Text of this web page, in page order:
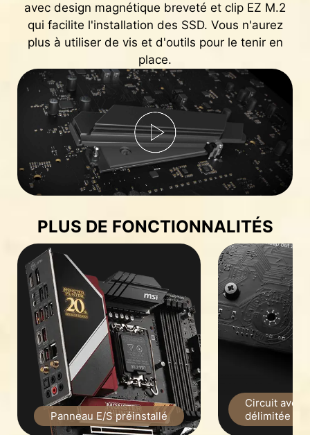
avec design magnétique breveté et clip EZ M.2
qui facilite l'installation des SSD. Vous n'aurez
plus à utiliser de vis et d'outils pour le tenir en
place.
PLUS DE FONCTIONNALITÉS
Panneau E/S préinstallé
Circuit avec
délimitée